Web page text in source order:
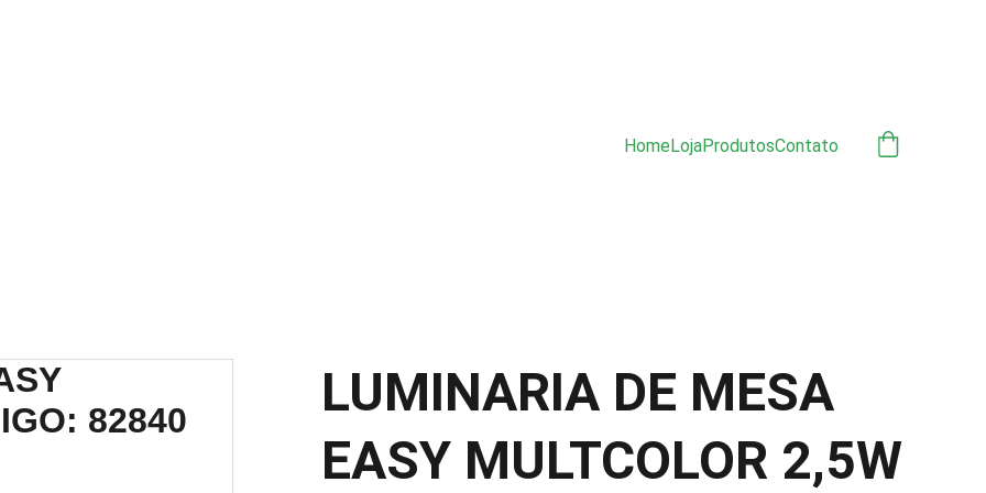
HomeLojaProdutosContato
LUMINARIA DE MESA
EASY MULTCOLOR 2,5W